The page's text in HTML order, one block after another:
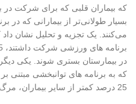
که بیماران قلبی که برای شرکت در
بسیار طولانی‌تر از بیمارانی که در
می‌کنند. یک تجزیه و تحلیل نشان داد
در بیمارستان بستری شوند. یکی
که به برنامه های توانبخشی مبتنی
25 درصد کمتر از سایر بیماران، مرگ و میر داشتند.پ